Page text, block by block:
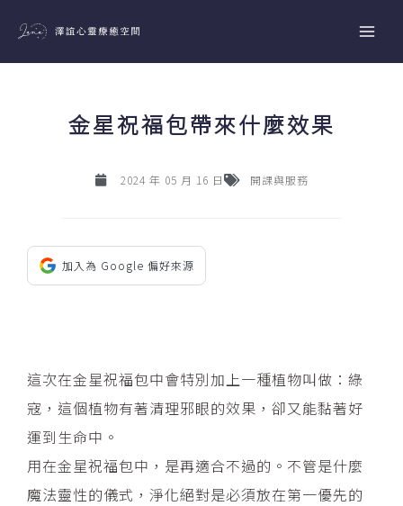
主
金星祝福包帶來什麼效果
2024 年 05 月 16 日 開課與服務
加入為 Google 偏好來源
這次在金星祝福包中會特別加上一種植物叫做：綠
寇，這個植物有著清理邪眼的效果，卻又能黏著好
運到生命中。
​用在金星祝福包中，是再適合不過的。不管是什麼
魔法靈性的儀式，淨化絕對是必須放在第一優先的